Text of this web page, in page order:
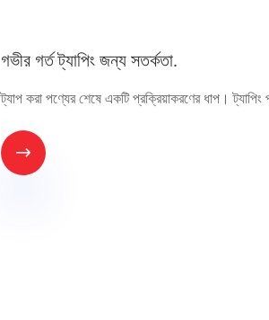
গভীর গর্ত ট্যাপিং জন্য সতর্কতা.
ট্যাপ করা পণ্যের শেষে একটি প্রক্রিয়াকরণের ধাপ।
